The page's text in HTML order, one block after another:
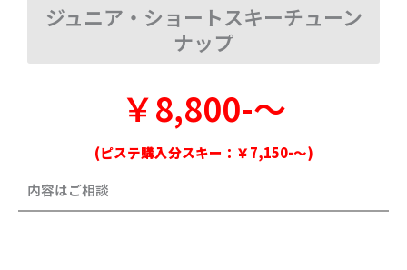
ジュニア・ショートスキーチューン
ナップ
￥8,800-〜
(ピステ購入分スキー：￥7,150-〜)
内容はご相談